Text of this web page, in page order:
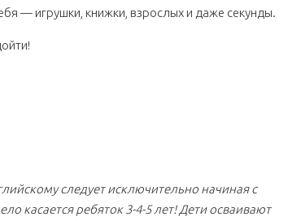
— игрушки, книжки, взрослых и даже секунды.
следует исключительно начиная с
касается ребяток 3-4-5 лет! Дети осваивают